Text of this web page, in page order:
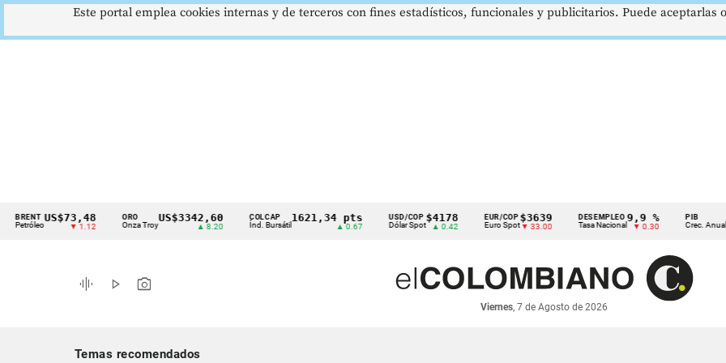
Cintillo
indicadores
económicos
US$73,48
▼ 1.12
ORO
Onza Troy
US$3342,60 COLCAP
Índ. Bursátil
1621,34 pts USD/COP
Dólar Spot
$4178
▲ 0.42
EUR/COP
Euro Spot
$3639
▼ 33.00
DESEMPLEO
Tasa Nacional
9,9 %
▼ 0.30
PIB
Crec. Anual
2,8
▲ 0.10
graphic_eq play_arrow photo_camera
Viernes, 7 de Agosto de 2026
Temas recomendados
Este portal emplea cookies internas y de terceros con fines estadísticos, funcionales y publicitarios. Puede aceptarlas